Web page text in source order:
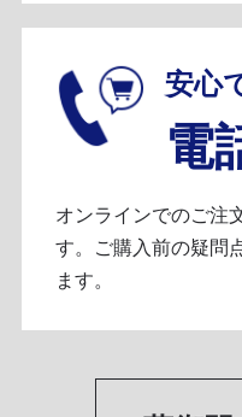
安心
電
オンラインでのご注
す。ご購入前の疑問
ます。